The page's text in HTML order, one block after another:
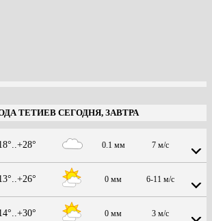
ТЕТИЕВ СЕГОДНЯ, ЗАВТРА
0.1 мм 7 м/с
0 мм 6-11 м/с
0 мм 3 м/с